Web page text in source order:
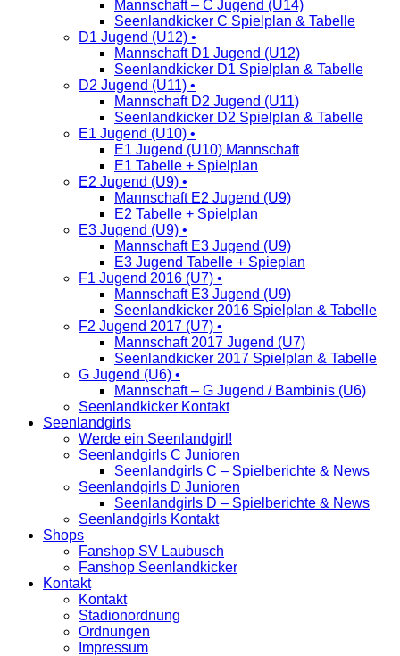
Mannschaft – C Jugend (U14)
Seenlandkicker C Spielplan & Tabelle
D1 Jugend (U12) •
Mannschaft D1 Jugend (U12)
Seenlandkicker D1 Spielplan & Tabelle
D2 Jugend (U11) •
Mannschaft D2 Jugend (U11)
Seenlandkicker D2 Spielplan & Tabelle
E1 Jugend (U10) •
E1 Jugend (U10) Mannschaft
E1 Tabelle + Spielplan
E2 Jugend (U9) •
Mannschaft E2 Jugend (U9)
E2 Tabelle + Spielplan
E3 Jugend (U9) •
Mannschaft E3 Jugend (U9)
E3 Jugend Tabelle + Spieplan
F1 Jugend 2016 (U7) •
Mannschaft E3 Jugend (U9)
Seenlandkicker 2016 Spielplan & Tabelle
F2 Jugend 2017 (U7) •
Mannschaft 2017 Jugend (U7)
Seenlandkicker 2017 Spielplan & Tabelle
G Jugend (U6) •
Mannschaft – G Jugend / Bambinis (U6)
Seenlandkicker Kontakt
Seenlandgirls
Werde ein Seenlandgirl!
Seenlandgirls C Junioren
Seenlandgirls C – Spielberichte & News
Seenlandgirls D Junioren
Seenlandgirls D – Spielberichte & News
Seenlandgirls Kontakt
Shops
Fanshop SV Laubusch
Fanshop Seenlandkicker
Kontakt
Kontakt
Stadionordnung
Ordnungen
Impressum